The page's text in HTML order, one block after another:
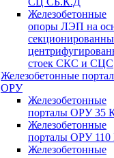
Железобетонные
опоры ЛЭП на
стоек СКС и СЦС
Железобетонные
ОРУ
Железобетонные
порталы ОРУ 35
Железобетонные
порталы ОРУ
Железобетонные